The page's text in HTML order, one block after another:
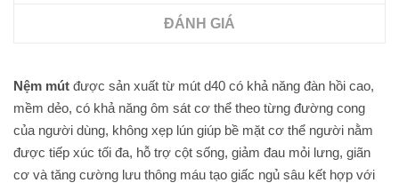
ĐÁNH GIÁ
Nệm mút được sản xuất từ mút d40 có khả năng đàn hồi cao,
mềm dẻo, có khả năng ôm sát cơ thể theo từng đường cong
của người dùng, không xẹp lún giúp bề mặt cơ thể người nằm
được tiếp xúc tối đa, hỗ trợ cột sống, giảm đau mỏi lưng, giãn
cơ và tăng cường lưu thông máu tạo giấc ngủ sâu kết hợp với